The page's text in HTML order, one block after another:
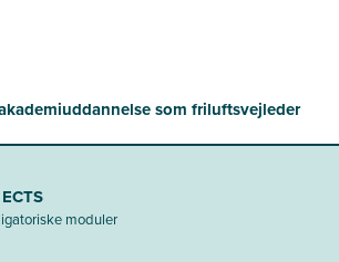
som friluftsvejleder
moduler